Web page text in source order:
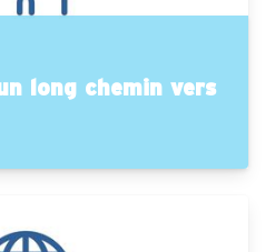
long chemin vers